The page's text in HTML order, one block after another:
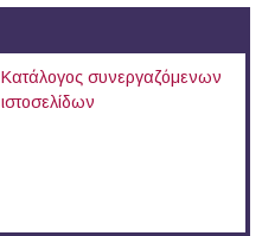
Κατάλογος συνεργαζόμενων
ιστοσελίδων